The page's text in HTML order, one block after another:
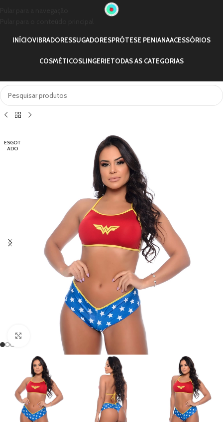
INÍCIOVIBRADORESSUGADORESPRÓTESE PENIANAACESSÓRIOS
COSMÉTICOSLINGERIETODAS AS CATEGORIAS
ESGOT
ADO
Clique para ampliar